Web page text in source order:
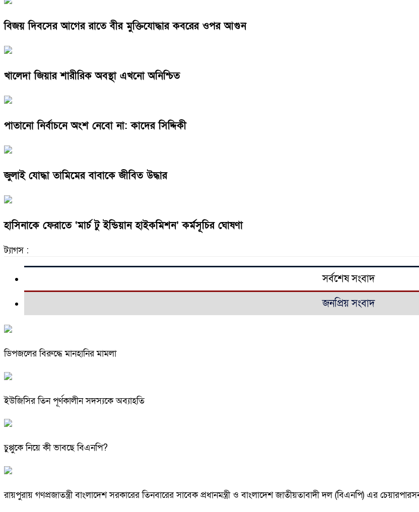
বিজয় দিবসের আগের রাতে বীর মুক্তিযোদ্ধার কবরের ওপর আগুন
খালেদা জিয়ার শারীরিক অবস্থা এখনো অনিশ্চিত
পাতানো নির্বাচনে অংশ নেবো না: কাদের সিদ্দিকী
জুলাই যোদ্ধা তামিমের বাবাকে জীবিত উদ্ধার
হাসিনাকে ফেরাতে ‘মার্চ টু ইন্ডিয়ান হাইকমিশন’ কর্মসূচির ঘোষণা
ট্যাগস :
সর্বশেষ সংবাদ
জনপ্রিয় সংবাদ
ডিপজলের বিরুদ্ধে মানহানির মামলা
ইউজিসির তিন পূর্ণকালীন সদস্যকে অব্যাহতি
চুপ্পুকে নিয়ে কী ভাবছে বিএনপি?
রায়পুরায় গণপ্রজাতন্ত্রী বাংলাদেশ সরকারের তিনবারের সাবেক প্রধানমন্ত্রী ও বাংলাদেশ জাতীয়তাবাদী দল (বিএনপি) এর